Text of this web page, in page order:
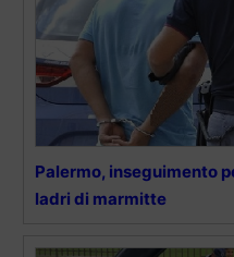
Palermo, inseguimento
ladri di marmitte